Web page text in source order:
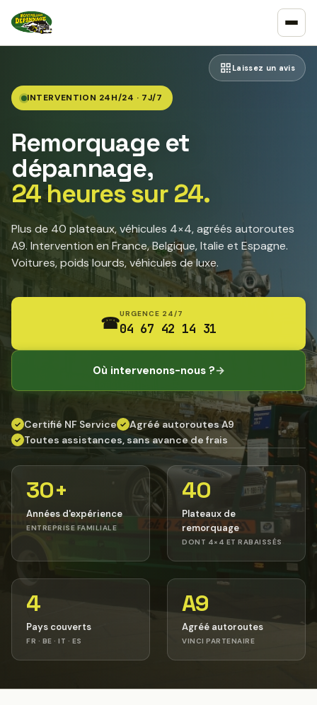
Laissez un avis
INTERVENTION 24H/24 · 7J/7
Remorquage et
dépannage,
24 heures sur 24.
Plus de 40 plateaux, véhicules 4×4, agréés autoroutes
A9. Intervention en France, Belgique, Italie et Espagne.
Voitures, poids lourds, véhicules de luxe.
☎URGENCE 24/7
04 67 42 14 31
Où intervenons-nous ?→
✓ Certifié NF Service ✓ Agréé autoroutes A9
✓ Toutes assistances, sans avance de frais
30+
Années d'expérience
ENTREPRISE FAMILIALE
40
Plateaux de
remorquage
DONT 4×4 ET RABAISSÉS
4
Pays couverts
FR · BE · IT · ES
A9
Agréé autoroutes
VINCI PARTENAIRE